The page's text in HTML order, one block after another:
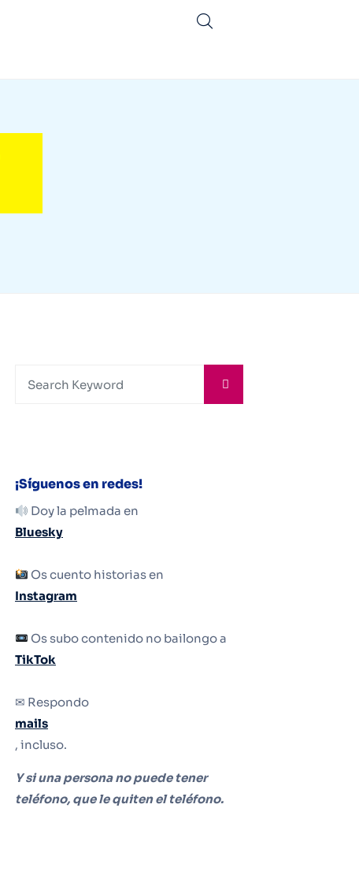
¡Síguenos en redes!
Doy la pelmada en
Bluesky
Os cuento historias en
Instagram
Os subo contenido no bailongo a
TikTok
✉ Respondo
mails
, incluso.
Y si una persona no puede tener
teléfono, que le quiten el teléfono.